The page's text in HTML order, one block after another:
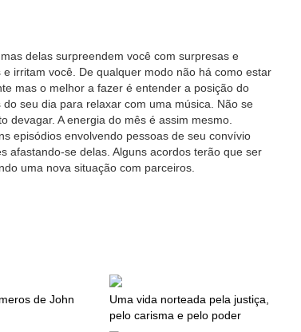
delas surpreendem você com surpresas e
irritam você. De qualquer modo não há como estar
mas o melhor a fazer é entender a posição do
seu dia para relaxar com uma música. Não se
devagar. A energia do mês é assim mesmo.
episódios envolvendo pessoas de seu convívio
afastando-se delas. Alguns acordos terão que ser
uma nova situação com parceiros.
de John
Uma vida norteada pela justiça,
pelo carisma e pelo poder